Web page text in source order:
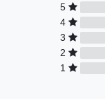
5
4
3
2
1